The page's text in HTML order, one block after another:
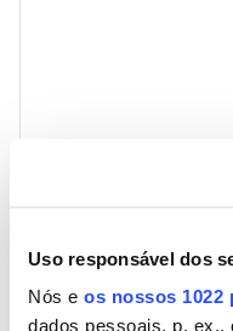
Uso responsável dos
Nós e os nossos 1022
dados pessoais, p. ex.,
Email